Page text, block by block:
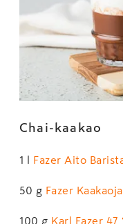
Chai-kaakao
1 l Fazer Aito
50 g Fazer
100 g Karl Fazer 47